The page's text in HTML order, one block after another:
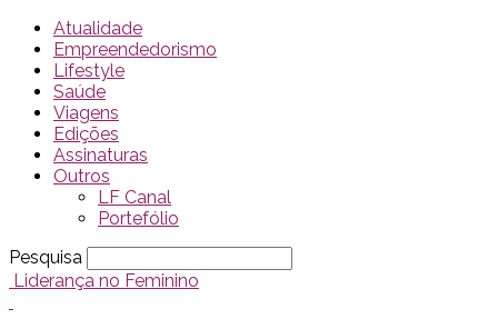
Atualidade
Empreendedorismo
Lifestyle
Saúde
Viagens
Edições
Assinaturas
Outros
LF Canal
Portefólio
Pesquisa
Liderança no Feminino